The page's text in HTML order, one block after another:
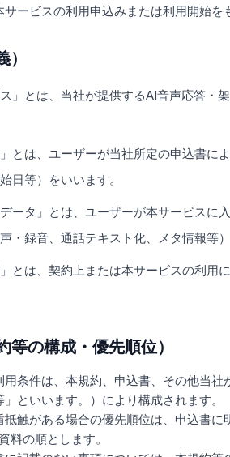
ービスの利用申込みまたは利用開始を
ス」とは、当社が提供するAI音声応答
」とは、ユーザーが当社所定の申込書
日等）をいいます。
データ」とは、ユーザーが本サービス
・録音、通話テキスト化、メタ情報等）
」とは、契約上または本サービスの利
等の構成・優先順位）
用条件は、本規約、申込書、その他当
」といいます。）により構成されます。
抵触がある場合の優先順位は、申込書
料の順とします。